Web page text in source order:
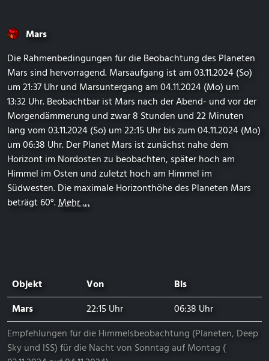
Mars
Die Rahmenbedingungen für die Beobachtung des Planeten
Mars sind hervorragend. Marsaufgang ist am 03.11.2024 (So)
um 21:37 Uhr und Marsuntergang am 04.11.2024 (Mo) um
13:32 Uhr. Beobachtbar ist Mars nach der Abend- und vor der
Morgendämmerung und zwar 8 Stunden und 22 Minuten
lang vom 03.11.2024 (So) um 22:15 Uhr bis zum 04.11.2024 (Mo)
um 06:38 Uhr. Der Planet Mars ist zunächst nahe dem
Horizont im Nordosten zu beobachten, später hoch am
Himmel im Osten und zuletzt hoch am Himmel im
Südwesten. Die maximale Horizonthöhe des Planeten Mars
beträgt 60°.Mehr …
Empfehlungen für die Himmelsbeobachtung (Planeten, Deep
Sky und ISS) für die Nacht von Sonntag auf Montag (
Objekt Von
Bis
Mars
22:15 Uhr 06:38 Uhr